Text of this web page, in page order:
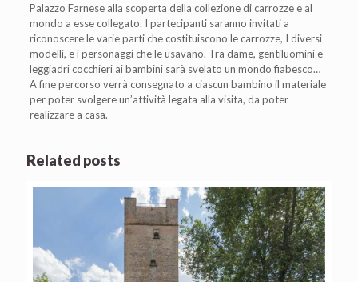
Palazzo Farnese alla scoperta della collezione di carrozze e al
mondo a esse collegato. I partecipanti saranno invitati a
riconoscere le varie parti che costituiscono le carrozze, I diversi
modelli, e i personaggi che le usavano. Tra dame, gentiluomini e
leggiadri cocchieri ai bambini sarà svelato un mondo fiabesco…
A fine percorso verrà consegnato a ciascun bambino il materiale
per poter svolgere un’attività legata alla visita, da poter
realizzare a casa.
Related posts